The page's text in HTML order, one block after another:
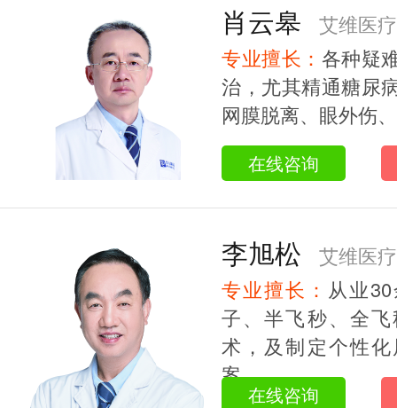
肖云皋
艾维医
专业擅长： 各种疑
治，尤其精通糖尿
网膜脱离、眼外伤
在线咨询
李旭松
艾维医
授/研究生导师
专业擅长： 从业
子、半飞秒、全
术，及制定个性
案。...
在线咨询